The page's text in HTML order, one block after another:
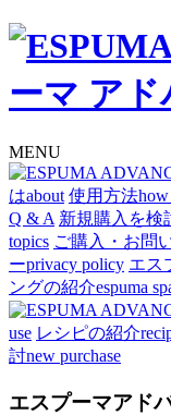
MENU
はabout 使用方法how
Q & A 新規購入を検
topics ご購入・お問
ーprivacy policy エス
ングの紹介espuma
use レシピの紹介
討new purchase
エスプーマアド